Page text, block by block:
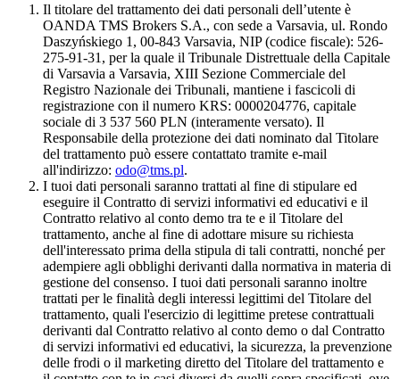
Il titolare del trattamento dei dati personali dell’utente è
OANDA TMS Brokers S.A., con sede a Varsavia, ul. Rondo
Daszyńskiego 1, 00-843 Varsavia, NIP (codice fiscale): 526-
275-91-31, per la quale il Tribunale Distrettuale della Capitale
di Varsavia a Varsavia, XIII Sezione Commerciale del
Registro Nazionale dei Tribunali, mantiene i fascicoli di
registrazione con il numero KRS: 0000204776, capitale
sociale di 3 537 560 PLN (interamente versato). Il
Responsabile della protezione dei dati nominato dal Titolare
del trattamento può essere contattato tramite e-mail
all'indirizzo: odo@tms.pl.
I tuoi dati personali saranno trattati al fine di stipulare ed
eseguire il Contratto di servizi informativi ed educativi e il
Contratto relativo al conto demo tra te e il Titolare del
trattamento, anche al fine di adottare misure su richiesta
dell'interessato prima della stipula di tali contratti, nonché per
adempiere agli obblighi derivanti dalla normativa in materia di
gestione del consenso. I tuoi dati personali saranno inoltre
trattati per le finalità degli interessi legittimi del Titolare del
trattamento, quali l'esercizio di legittime pretese contrattuali
derivanti dal Contratto relativo al conto demo o dal Contratto
di servizi informativi ed educativi, la sicurezza, la prevenzione
delle frodi o il marketing diretto del Titolare del trattamento e